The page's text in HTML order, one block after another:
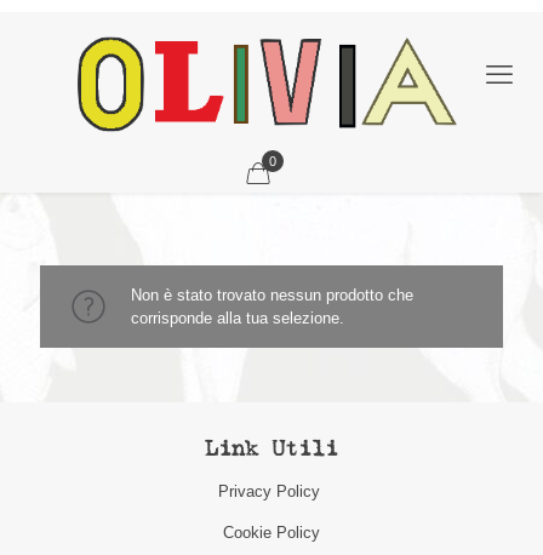
0
Non è stato trovato nessun prodotto che
corrisponde alla tua selezione.
Link Utili
Privacy Policy
Cookie Policy